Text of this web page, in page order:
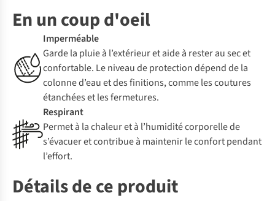
En un coup d'oeil
Imperméable
Garde la pluie à l’extérieur et aide à rester au sec et
confortable. Le niveau de protection dépend de la
colonne d’eau et des finitions, comme les coutures
étanchées et les fermetures.
Respirant
Permet à la chaleur et à l’humidité corporelle de
s’évacuer et contribue à maintenir le confort pendant
l’effort.
Détails de ce produit